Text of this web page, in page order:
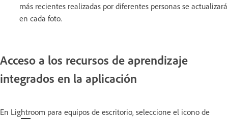
más recientes realizadas por diferentes personas se actualizará
en cada foto.
Acceso a los recursos de aprendizaje
integrados en la aplicación
En Lightroom para equipos de escritorio, seleccione el icono de